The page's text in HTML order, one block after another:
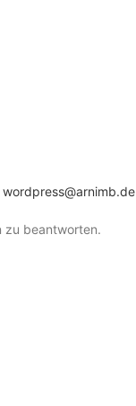
wordpress@arnimb.de
zu beantworten.